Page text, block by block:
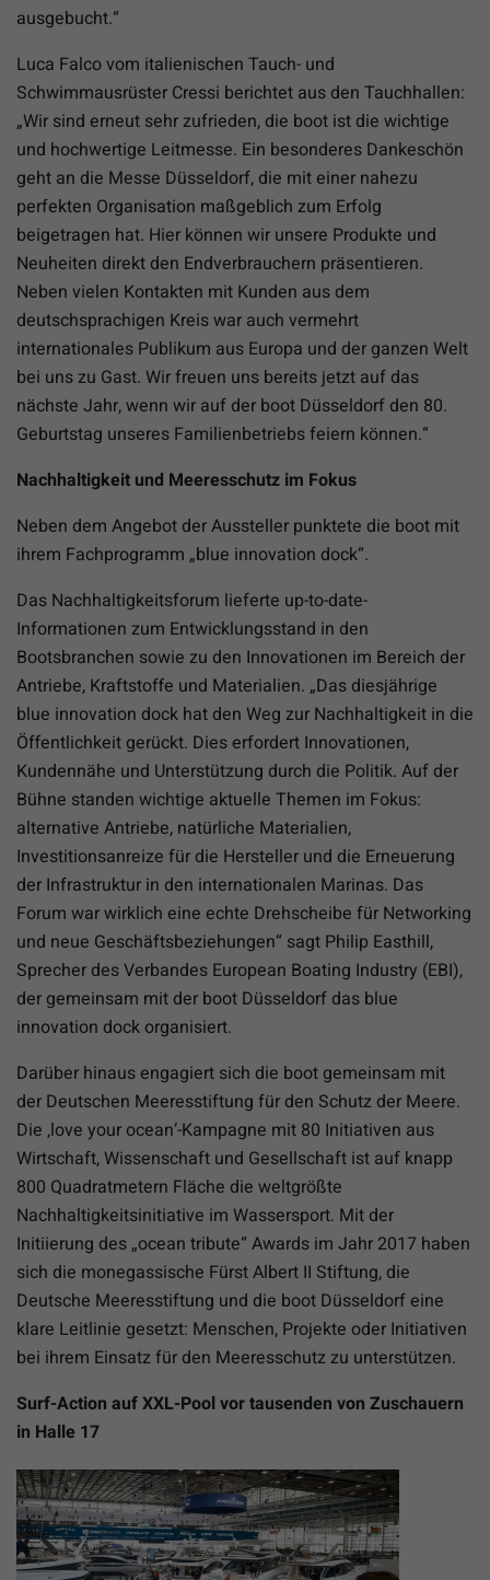
ausgebucht.“
Luca Falco vom italienischen Tauch- und
Schwimmausrüster Cressi berichtet aus den Tauchhallen:
„Wir sind erneut sehr zufrieden, die boot ist die wichtige
und hochwertige Leitmesse. Ein besonderes Dankeschön
geht an die Messe Düsseldorf, die mit einer nahezu
perfekten Organisation maßgeblich zum Erfolg
beigetragen hat. Hier können wir unsere Produkte und
Neuheiten direkt den Endverbrauchern präsentieren.
Neben vielen Kontakten mit Kunden aus dem
deutschsprachigen Kreis war auch vermehrt
internationales Publikum aus Europa und der ganzen Welt
bei uns zu Gast. Wir freuen uns bereits jetzt auf das
nächste Jahr, wenn wir auf der boot Düsseldorf den 80.
Geburtstag unseres Familienbetriebs feiern können.“
Nachhaltigkeit und Meeresschutz im Fokus
Neben dem Angebot der Aussteller punktete die boot mit
ihrem Fachprogramm „blue innovation dock“.
Das Nachhaltigkeitsforum lieferte up-to-date-
Informationen zum Entwicklungsstand in den
Bootsbranchen sowie zu den Innovationen im Bereich der
Antriebe, Kraftstoffe und Materialien. „Das diesjährige
blue innovation dock hat den Weg zur Nachhaltigkeit in die
Öffentlichkeit gerückt. Dies erfordert Innovationen,
Kundennähe und Unterstützung durch die Politik. Auf der
Bühne standen wichtige aktuelle Themen im Fokus:
alternative Antriebe, natürliche Materialien,
Investitionsanreize für die Hersteller und die Erneuerung
der Infrastruktur in den internationalen Marinas. Das
Forum war wirklich eine echte Drehscheibe für Networking
und neue Geschäftsbeziehungen“ sagt Philip Easthill,
Sprecher des Verbandes European Boating Industry (EBI),
der gemeinsam mit der boot Düsseldorf das blue
innovation dock organisiert.
Darüber hinaus engagiert sich die boot gemeinsam mit
der Deutschen Meeresstiftung für den Schutz der Meere.
Die ‚love your ocean‘-Kampagne mit 80 Initiativen aus
Wirtschaft, Wissenschaft und Gesellschaft ist auf knapp
800 Quadratmetern Fläche die weltgrößte
Nachhaltigkeitsinitiative im Wassersport. Mit der
Initiierung des „ocean tribute“ Awards im Jahr 2017 haben
sich die monegassische Fürst Albert II Stiftung, die
Deutsche Meeresstiftung und die boot Düsseldorf eine
klare Leitlinie gesetzt: Menschen, Projekte oder Initiativen
bei ihrem Einsatz für den Meeresschutz zu unterstützen.
Surf-Action auf XXL-Pool vor tausenden von Zuschauern
in Halle 17